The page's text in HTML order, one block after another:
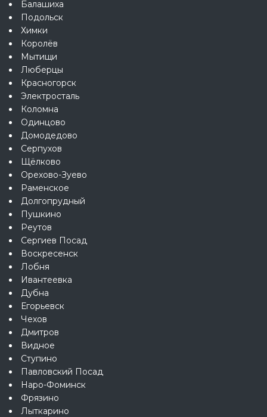
Балашиха
Подольск
Химки
Королёв
Мытищи
Люберцы
Красногорск
Электросталь
Коломна
Одинцово
Домодедово
Серпухов
Щёлково
Орехово-Зуево
Раменское
Долгопрудный
Пушкино
Реутов
Сергиев Посад
Воскресенск
Лобня
Ивантеевка
Дубна
Егорьевск
Чехов
Дмитров
Видное
Ступино
Павловский Посад
Наро-Фоминск
Фрязино
Лыткарино